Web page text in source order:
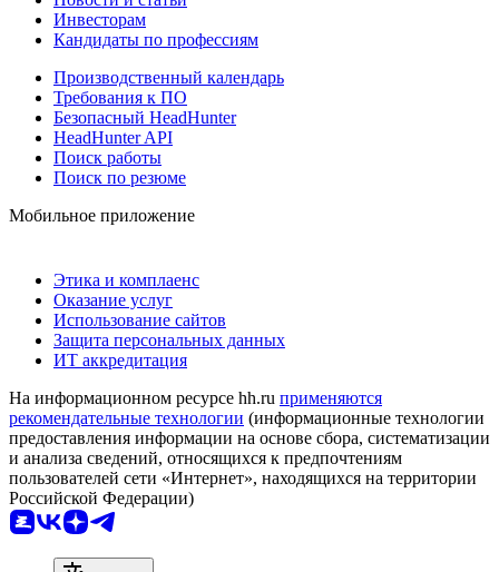
Инвесторам
Кандидаты по профессиям
Производственный календарь
Требования к ПО
Безопасный HeadHunter
HeadHunter API
Поиск работы
Поиск по резюме
Мобильное приложение
Этика и комплаенс
Оказание услуг
Использование сайтов
Защита персональных данных
ИТ аккредитация
На информационном ресурсе hh.ru применяются
рекомендательные технологии (информационные технологии
предоставления информации на основе сбора, систематизации
и анализа сведений, относящихся к предпочтениям
пользователей сети «Интернет», находящихся на территории
Российской Федерации)